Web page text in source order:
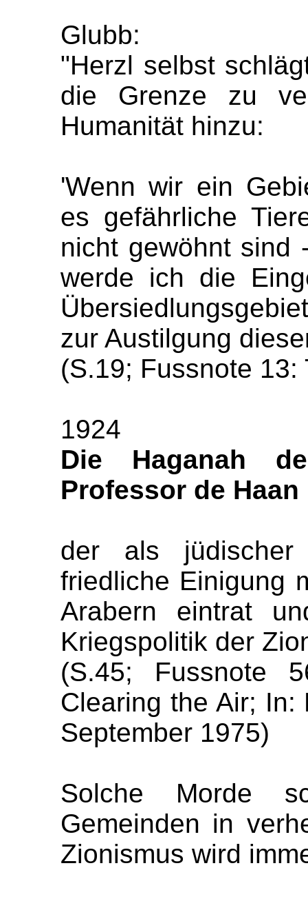
Glubb:
"Herzl selbst
die Grenze zu
Humanität hinzu:
'Wenn wir ein
es gefährliche
nicht gewöhnt sind
werde ich die
zur Austilgung
(S.19; Fussnote
1924
Die Haganah
Professor de Haan
der als jüdischer
friedliche Einigung
Arabern eintrat
Kriegspolitik der
(S.45; Fussnote
Clearing the Air; In:
September 1975)
Solche Morde
Gemeinden in
Zionismus wird